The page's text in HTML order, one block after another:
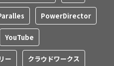
PowerDirector
YouTube
ー クラウドワークス